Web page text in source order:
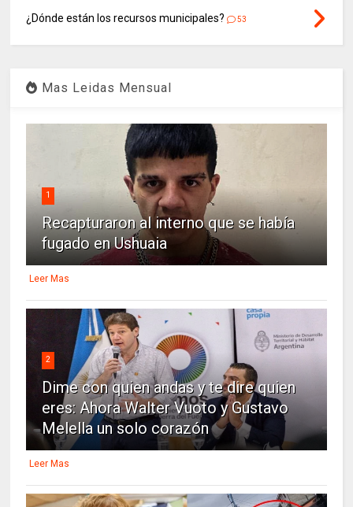
¿Dónde están los recursos municipales? 53
Mas Leidas Mensual
1
Recapturaron al interno que se había
fugado en Ushuaia
Leer Mas
2
Dime con quien andas y te dire quien
eres: Ahora Walter Vuoto y Gustavo
Melella un solo corazón
Leer Mas